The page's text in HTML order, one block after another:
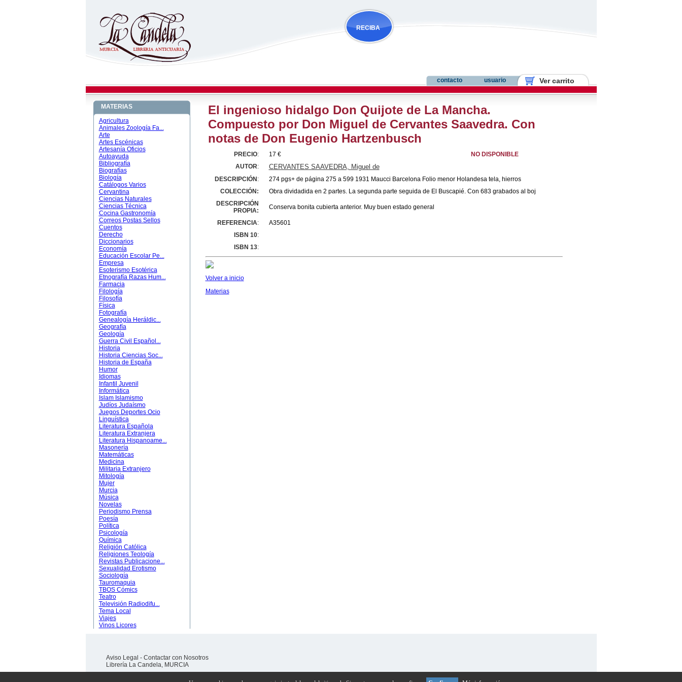
RECIBA
contacto usuario Ver carrito
MATERIAS
Agricultura
Animales Zoología Fa...
Arte
Artes Escénicas
Artesanía Oficios
Autoayuda
Bibliografía
Biografías
Biología
Catálogos Varios
Cervantina
Ciencias Naturales
Ciencias Técnica
Cocina Gastronomía
Correos Postas Sellos
Cuentos
Derecho
Diccionarios
Economía
Educación Escolar Pe...
Empresa
Esoterismo Esotérica
Etnografía Razas Hum...
Farmacia
Filología
Filosofía
Física
Fotografía
Genealogía Heráldic...
Geografía
Geología
Guerra Civil Español...
Historia
Historia Ciencias Soc...
Historia de España
Humor
Idiomas
Infantil Juvenil
Informática
Islam Islamismo
Judíos Judaísmo
Juegos Deportes Ocio
Linguística
Literatura Española
Literatura Extranjera
Literatura Hispanoame...
Masonería
Matemáticas
Medicina
Militaria Extranjero
Mitología
Mujer
Murcia
Música
Novelas
Periodismo Prensa
Poesía
Política
Psicología
Química
Religión Católica
Religiones Teología
Revistas Publicacione...
Sexualidad Erotismo
Sociología
Tauromaquia
TBOS Cómics
Teatro
Televisión Radiodifu...
Tema Local
Viajes
Vinos Licores
El ingenioso hidalgo Don Quijote de La Mancha.
Compuesto por Don Miguel de Cervantes Saavedra. Con
notas de Don Eugenio Hartzenbusch
PRECIO: 17 €
NO DISPONIBLE
AUTOR: CERVANTES SAAVEDRA, Miguel de
DESCRIPCIÓN :
274 pgs+ de página 275 a 599 1931 Maucci Barcelona Folio menor Holandesa tela, hierros
COLECCIÓN:
Obra dividadida en 2 partes. La segunda parte seguida de El Buscapié. Con 683 grabados al boj
DESCRIPCIÓN
PROPIA:
Conserva bonita cubierta anterior. Muy buen estado general
REFERENCIA:
A35601
ISBN 10:
ISBN 13:
Volver a inicio
Materias
Aviso Legal - Contactar con Nosotros
Librería La Candela, MURCIA